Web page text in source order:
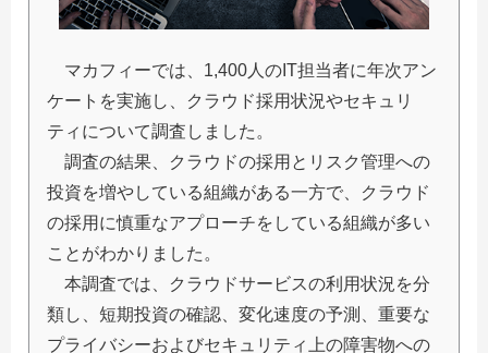
マカフィーでは、1,400人のIT担当者に年次アン
ケートを実施し、クラウド採用状況やセキュリ
ティについて調査しました。
調査の結果、クラウドの採用とリスク管理への
投資を増やしている組織がある一方で、クラウド
の採用に慎重なアプローチをしている組織が多い
ことがわかりました。
本調査では、クラウドサービスの利用状況を分
類し、短期投資の確認、変化速度の予測、重要な
プライバシーおよびセキュリティ上の障害物への